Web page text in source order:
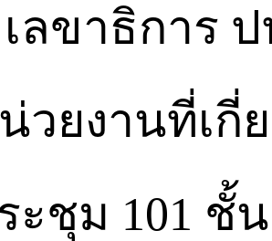
ลขาธิการ
วยงานที่เกี่
ะชุม 101 ชั้